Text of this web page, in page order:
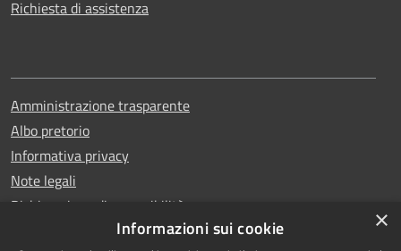
Richiesta di assistenza
Amministrazione trasparente
Albo pretorio
Informativa privacy
Note legali
Dichiarazione di accessibilità
×
Informazioni sui cookie